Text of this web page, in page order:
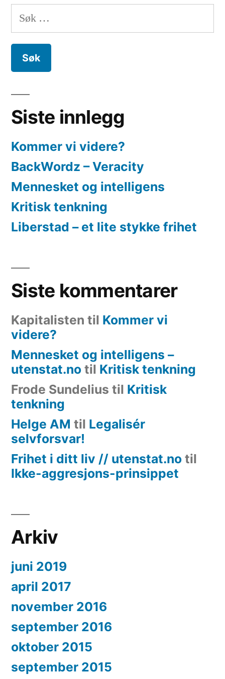
ikke
Søk
etter:
Siste innlegg
Kommer vi videre?
BackWordz – Veracity
Mennesket og intelligens
Kritisk tenkning
Liberstad – et lite stykke frihet
Siste kommentarer
Kapitalisten til Kommer vi
videre?
Mennesket og intelligens –
utenstat.no til Kritisk tenkning
Frode Sundelius til Kritisk
tenkning
Helge AM til Legalisér
selvforsvar!
Frihet i ditt liv // utenstat.no til
Ikke-aggresjons-prinsippet
Arkiv
juni 2019
april 2017
november 2016
september 2016
oktober 2015
september 2015